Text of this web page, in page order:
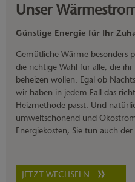
Unser
Günstige Energie für Ihr
Gemütliche Wärme besonders
die richtige Wahl für alle, die
beheizen wollen. Egal ob
wir haben in jedem Fall das
Heizmethode passt. Und
umweltschonend und
Energiekosten, Sie tun auch
JETZT WECHSELN